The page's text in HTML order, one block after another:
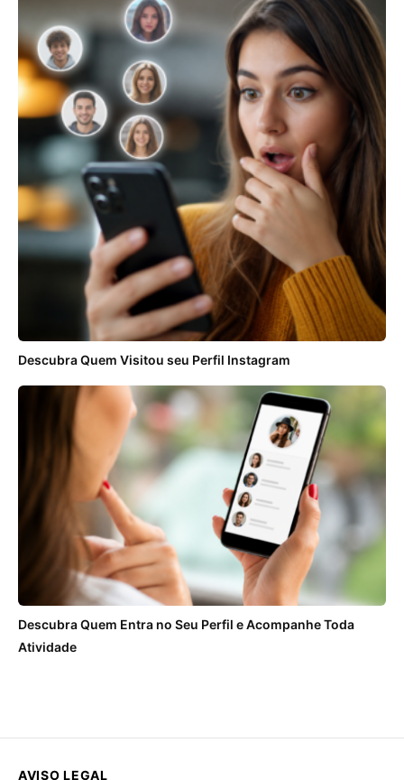
ANÚNCIOS
Descubra Quem Visitou seu Perfil Instagram
Descubra Quem Entra no Seu Perfil e Acompanhe Toda
Atividade
AVISO LEGAL